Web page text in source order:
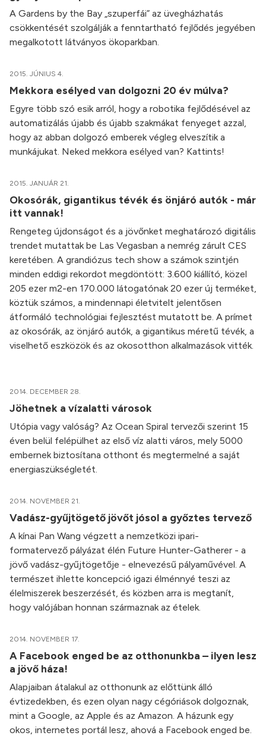
A Gardens by the Bay „szuperfái” az üvegházhatás
csökkentését szolgálják a fenntartható fejlődés jegyében
megalkotott látványos ökoparkban.
2015. JÚNIUS 4.
Mekkora esélyed van dolgozni 20 év múlva?
Egyre több szó esik arról, hogy a robotika fejlődésével az
automatizálás újabb és újabb szakmákat fenyeget azzal,
hogy az abban dolgozó emberek végleg elveszítik a
munkájukat. Neked mekkora esélyed van? Kattints!
2015. JANUÁR 21.
Okosórák, gigantikus tévék és önjáró autók - már
itt vannak!
Rengeteg újdonságot és a jövőnket meghatározó digitális
trendet mutattak be Las Vegasban a nemrég zárult CES
keretében. A grandiózus tech show a számok szintjén
minden eddigi rekordot megdöntött: 3.600 kiállító, közel
205 ezer m2-en 170.000 látogatónak 20 ezer új terméket,
köztük számos, a mindennapi életvitelt jelentősen
átformáló technológiai fejlesztést mutatott be. A prímet
az okosórák, az önjáró autók, a gigantikus méretű tévék, a
viselhető eszközök és az okosotthon alkalmazások vitték.
2014. DECEMBER 28.
Jöhetnek a vízalatti városok
Utópia vagy valóság? Az Ocean Spiral tervezői szerint 15
éven belül felépülhet az első víz alatti város, mely 5000
embernek biztosítana otthont és megtermelné a saját
energiaszükségletét.
2014. NOVEMBER 21.
Vadász-gyűjtögető jövőt jósol a győztes tervező
A kínai Pan Wang végzett a nemzetközi ipari-
formatervező pályázat élén Future Hunter-Gatherer - a
jövő vadász-gyűjtögetője - elnevezésű pályaművével. A
természet ihlette koncepció igazi élménnyé teszi az
élelmiszerek beszerzését, és közben arra is megtanít,
hogy valójában honnan származnak az ételek.
2014. NOVEMBER 17.
A Facebook enged be az otthonunkba – ilyen lesz
a jövő háza!
Alapjaiban átalakul az otthonunk az előttünk álló
évtizedekben, és ezen olyan nagy cégóriások dolgoznak,
mint a Google, az Apple és az Amazon. A házunk egy
okos, internetes portál lesz, ahová a Facebook enged be.